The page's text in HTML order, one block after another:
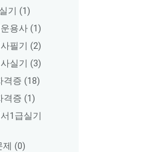
기 (1)
용사 (1)
필기 (2)
실기 (3)
격증 (18)
격증 (1)
1급실기
제 (0)